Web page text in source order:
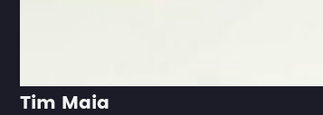
Tim Maia